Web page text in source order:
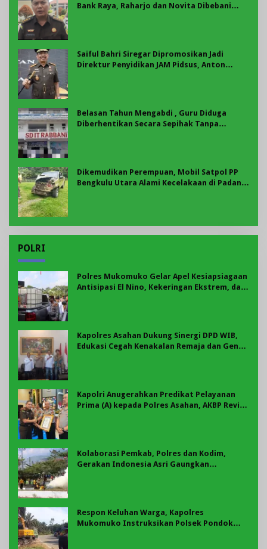
Bank Raya, Raharjo dan Novita Dibebani
Saiful Bahri Siregar Dipromosikan Jadi
Direktur Penyidikan JAM Pidsus, Anton
Belasan Tahun Mengabdi , Guru Diduga
Diberhentikan Secara Sepihak Tanpa
Dikemudikan Perempuan, Mobil Satpol PP
Bengkulu Utara Alami Kecelakaan di Padang
POLRI
Polres Mukomuko Gelar Apel Kesiapsiagaan
Antisipasi El Nino, Kekeringan Ekstrem, dan
Kapolres Asahan Dukung Sinergi DPD WIB,
Edukasi Cegah Kenakalan Remaja dan Geng
Kapolri Anugerahkan Predikat Pelayanan
Prima (A) kepada Polres Asahan, AKBP Revi
Kolaborasi Pemkab, Polres dan Kodim,
Gerakan Indonesia Asri Gaungkan
Respon Keluhan Warga, Kapolres
Mukomuko Instruksikan Polsek Pondok